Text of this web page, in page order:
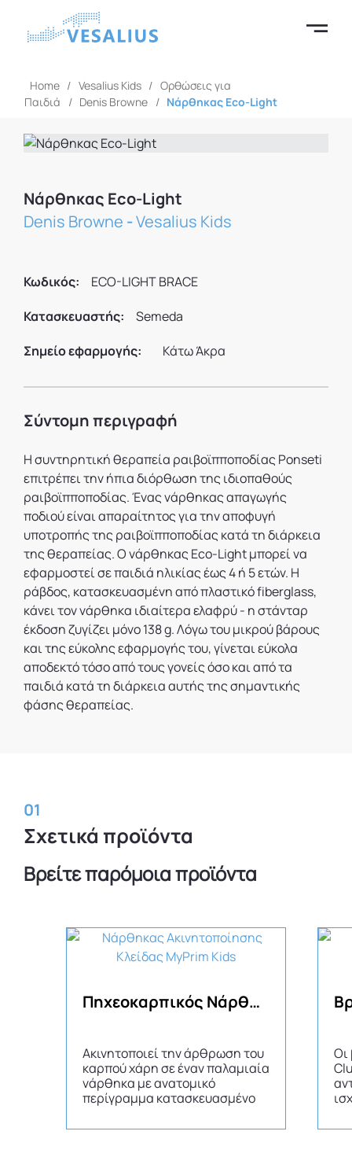
Home / Vesalius Kids / Ορθώσεις για
Παιδιά
/ Denis Browne / Νάρθηκας Eco-Light
Νάρθηκας Eco-Light
Denis Browne -Vesalius Kids
Κωδικός:
ECO-LIGHT BRACE
Κατασκευαστής:
Semeda
Σημείο εφαρμογής:
Κάτω Άκρα
Σύντομη περιγραφή
Η συντηρητική θεραπεία ραιβοϊπποποδίας Ponseti
επιτρέπει την ήπια διόρθωση της ιδιοπαθούς
ραιβοϊπποποδίας. Ένας νάρθηκας απαγωγής
ποδιού είναι απαραίτητος για την αποφυγή
υποτροπής της ραιβοϊπποποδίας κατά τη διάρκεια
της θεραπείας. Ο νάρθηκας Eco-Light μπορεί να
εφαρμοστεί σε παιδιά ηλικίας έως 4 ή 5 ετών. Η
ράβδος, κατασκευασμένη από πλαστικό fiberglass,
κάνει τον νάρθηκα ιδιαίτερα ελαφρύ - η στάνταρ
έκδοση ζυγίζει μόνο 138 g. Λόγω του μικρού βάρους
και της εύκολης εφαρμογής του, γίνεται εύκολα
αποδεκτό τόσο από τους γονείς όσο και από τα
παιδιά κατά τη διάρκεια αυτής της σημαντικής
φάσης θεραπείας.
Σχετικά προϊόντα
01
Βρείτε παρόμοια προϊόντα
Πηχεοκαρπικός Νάρθηκας MyPrim Kids
Ακινητοποιεί την άρθρωση του
καρπού χάρη σε έναν παλαμιαία
νάρθηκα με ανατομικό
περίγραμμα κατασκευασμένο
Οι